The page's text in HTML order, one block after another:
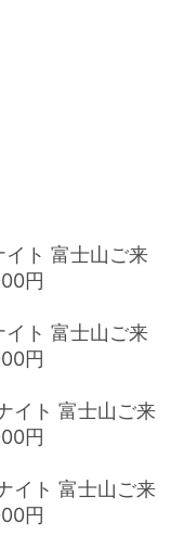
ト 富士山ご来
円
ト 富士山ご来
円
イト 富士山ご来
円
イト 富士山ご来
円